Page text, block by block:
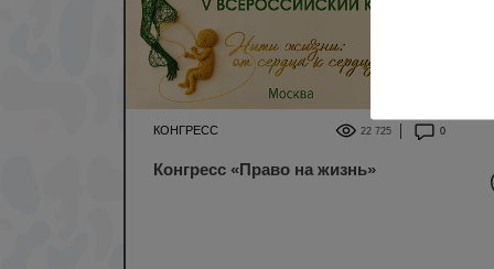
КОНГРЕСС 22 725 0
Конгресс «Право на жизнь»